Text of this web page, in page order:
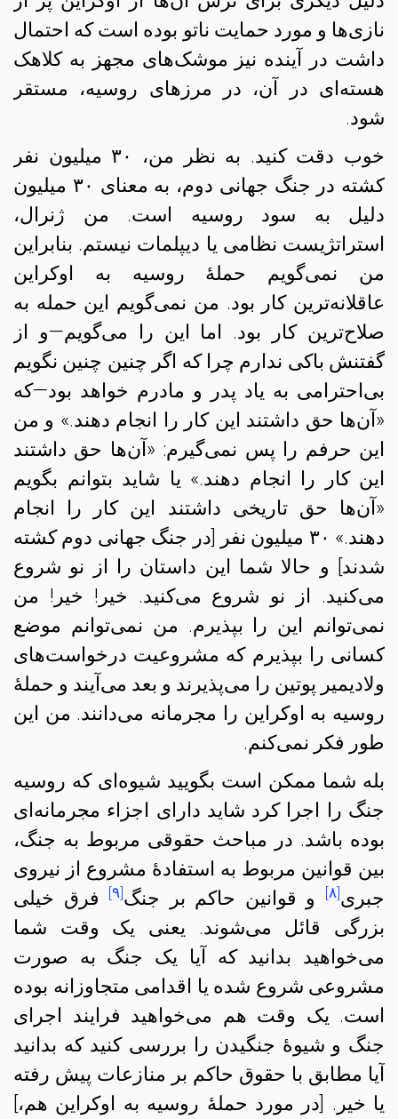
نازی‌ها و مورد حمایت ناتو بوده است که احتمال
داشت در آینده نیز موشک‌های مجهز به کلاهک
هسته‌ای در آن، در مرزهای روسیه، مستقر
شود.
خوب دقت کنید. به نظر من، ۳۰ میلیون نفر
کشته در جنگ جهانی دوم، به معنای ۳۰ میلیون
دلیل به سود روسیه است. من ژنرال،
استراتژیست نظامی یا دیپلمات نیستم. بنابراین
من نمی‌گویم حملهٔ روسیه به اوکراین
عاقلانه‌ترین کار بود. من نمی‌گویم این حمله به
صلاح‌ترین کار بود. اما این را می‌گویم—و از
گفتنش باکی ندارم چرا که اگر چنین چنین نگویم
بی‌احترامی به یاد پدر و مادرم خواهد بود—که
«آن‌ها حق داشتند این کار را انجام دهند.» و من
این حرفم را پس نمی‌گیرم: «آن‌ها حق داشتند
این کار را انجام دهند.» یا شاید بتوانم بگویم
«آن‌ها حق تاریخی داشتند این کار را انجام
دهند.» ۳۰ میلیون نفر [در جنگ جهانی دوم کشته
شدند] و حالا شما این داستان را از نو شروع
می‌کنید. از نو شروع می‌کنید. خیر! خیر! من
نمی‌توانم این را بپذیرم. من نمی‌توانم موضع
کسانی را بپذیرم که مشروعیت درخواست‌های
ولادیمیر پوتین را می‌پذیرند و بعد می‌آیند و حملهٔ
روسیه به اوکراین را مجرمانه می‌دانند. من این
طور فکر نمی‌کنم.
بله شما ممکن است بگویید شیوه‌ای که روسیه
جنگ را اجرا کرد شاید دارای اجزاء مجرمانه‌ای
بوده باشد. در مباحث حقوقی مربوط به جنگ،
بین قوانین مربوط به استفادهٔ مشروع از نیروی
جبری[۸] و قوانین حاکم بر جنگ[۹] فرق خیلی
بزرگی قائل می‌شوند. یعنی یک وقت شما
می‌خواهید بدانید که آیا یک جنگ به صورت
مشروعی شروع شده یا اقدامی متجاوزانه بوده
است. یک وقت هم می‌خواهید فرایند اجرای
جنگ و شیوهٔ جنگیدن را بررسی کنید که بدانید
آیا مطابق با حقوق حاکم بر منازعات پیش رفته
یا خیر. [در مورد حملهٔ روسیه به اوکراین هم،]